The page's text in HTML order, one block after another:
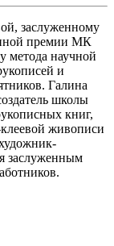
заслуженному
премии МК
метода научной
и
Галина
школы
книг,
клеевой живописи
заслуженным